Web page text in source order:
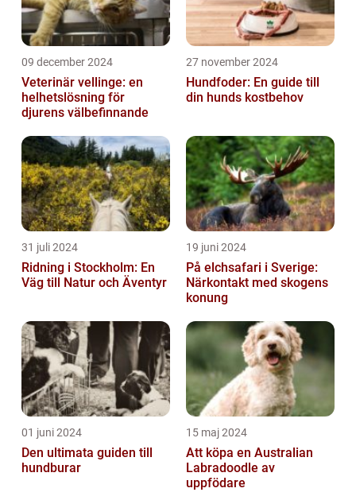
09 december 2024
Veterinär vellinge: en
helhetslösning för
djurens välbefinnande
27 november 2024
Hundfoder: En guide till
din hunds kostbehov
31 juli 2024
Ridning i Stockholm: En
Väg till Natur och Äventyr
19 juni 2024
På elchsafari i Sverige:
Närkontakt med skogens
konung
01 juni 2024
Den ultimata guiden till
hundburar
15 maj 2024
Att köpa en Australian
Labradoodle av
uppfödare